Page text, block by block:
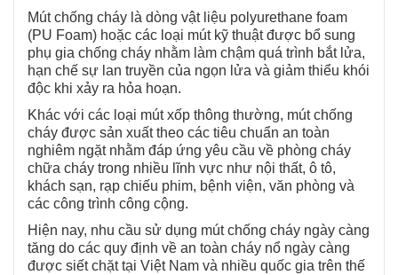
Mút chống cháy là dòng vật liệu polyurethane foam
(PU Foam) hoặc các loại mút kỹ thuật được bổ sung
phụ gia chống cháy nhằm làm chậm quá trình bắt lửa,
hạn chế sự lan truyền của ngọn lửa và giảm thiểu khói
độc khi xảy ra hỏa hoạn.
Khác với các loại mút xốp thông thường, mút chống
cháy được sản xuất theo các tiêu chuẩn an toàn
nghiêm ngặt nhằm đáp ứng yêu cầu về phòng cháy
chữa cháy trong nhiều lĩnh vực như nội thất, ô tô,
khách sạn, rạp chiếu phim, bệnh viện, văn phòng và
các công trình công cộng.
Hiện nay, nhu cầu sử dụng mút chống cháy ngày càng
tăng do các quy định về an toàn cháy nổ ngày càng
được siết chặt tại Việt Nam và nhiều quốc gia trên thế